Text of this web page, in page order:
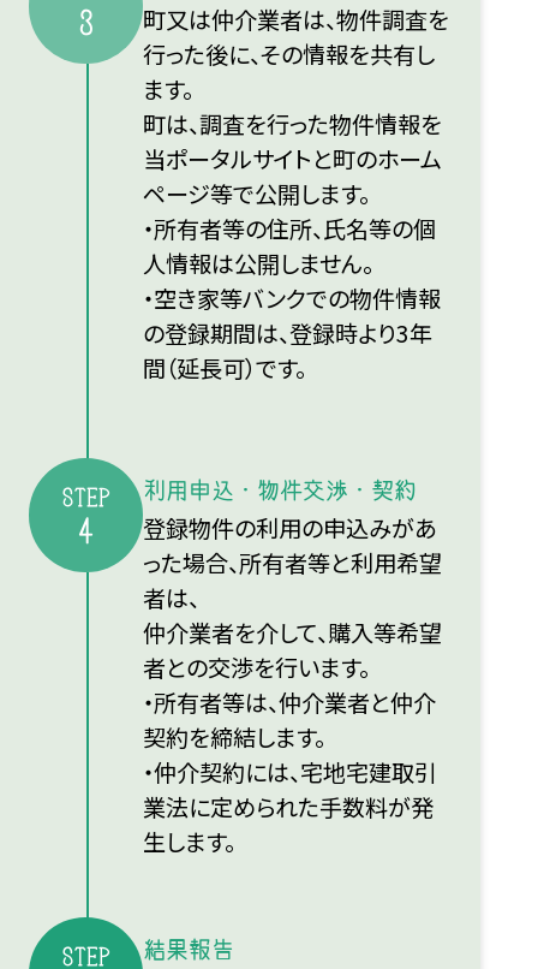
3
町又は仲介業者は、物件調査を
行った後に、その情報を共有し
ます。
町は、調査を行った物件情報を
当ポータルサイトと町のホーム
ページ等で公開します。
・所有者等の住所、氏名等の個
人情報は公開しません。
・空き家等バンクでの物件情報
の登録期間は、登録時より3年
間（延長可）です。
STEP
4
利用申込・物件交渉・契約
登録物件の利用の申込みがあ
った場合、所有者等と利用希望
者は、
仲介業者を介して、購入等希望
者との交渉を行います。
・所有者等は、仲介業者と仲介
契約を締結します。
・仲介契約には、宅地宅建取引
業法に定められた手数料が発
生します。
STEP 結果報告